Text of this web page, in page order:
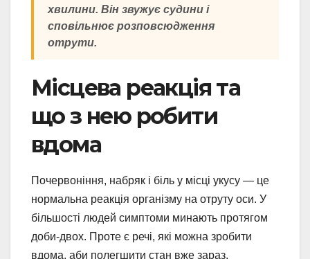
хвилини. Він звужує судини і
сповільнює розповсюдження
отрути.
Місцева реакція та
що з нею робити
вдома
Почервоніння, набряк і біль у місці укусу — це
нормальна реакція організму на отруту оси. У
більшості людей симптоми минають протягом
доби-двох. Проте є речі, які можна зробити
вдома, аби полегшити стан вже зараз.